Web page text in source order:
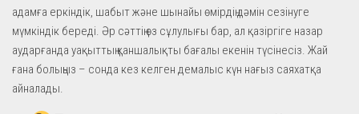
адамға еркіндік, шабыт және шынайы өмірдің дәмін сезінуге
мүмкіндік береді. Әр сәттің өз сұлулығы бар, ал қазіргіге назар
аударғанда уақыттың қаншалықты бағалы екенін түсінесіз. Жай
ғана болыңыз – сонда кез келген демалыс күн нағыз саяхатқа
айналады.